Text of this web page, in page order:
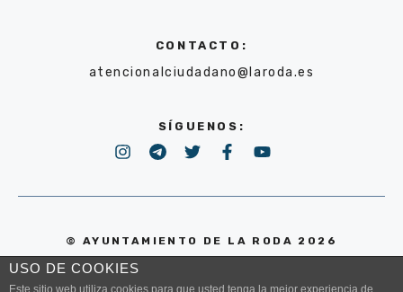
CONTACTO:
atencionalciudadano@laroda.es
SÍGUENOS:
© AYUNTAMIENTO DE LA RODA 2026
POLÍTICA DE PRIVACIDAD
USO DE COOKIES
Este sitio web utiliza cookies para que usted tenga la mejor experiencia de